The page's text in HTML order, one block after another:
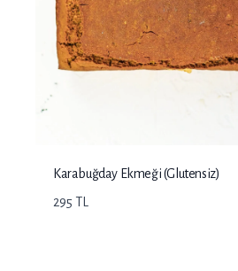
Karabuğday Ekmeği (Glutensiz)
295 TL